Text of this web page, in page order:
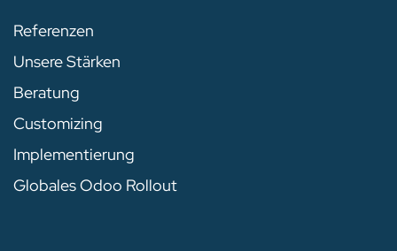
Referenzen
Unsere Stärken
Beratung
Customizing
Implementierung
Globales Odoo Rollout